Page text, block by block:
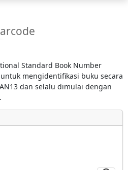
Standard Book Number
mengidentifikasi buku secara
dan selalu dimulai dengan